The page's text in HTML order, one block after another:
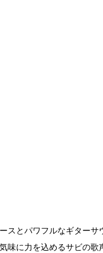
スとパワフルなギターサ
味に力を込めるサビの歌